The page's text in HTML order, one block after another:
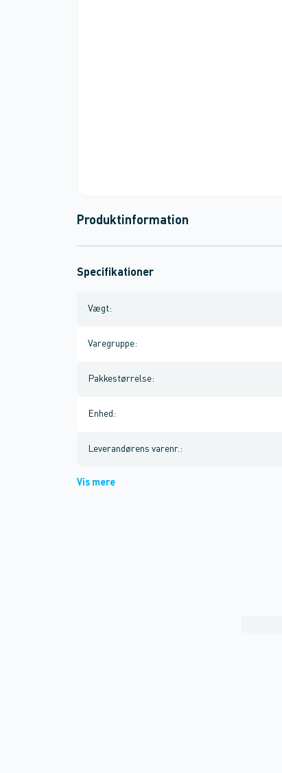
Produktinformation
Specifikationer
Vægt:
Varegruppe:
Pakkestørrelse:
Enhed :
Leverandørens varenr. :
Vis mere